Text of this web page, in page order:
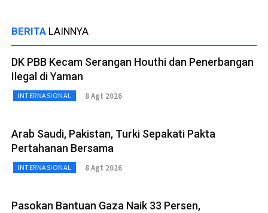
BERITA LAINNYA
DK PBB Kecam Serangan Houthi dan Penerbangan
Ilegal di Yaman
INTERNASIONAL 8 Agt 2026
Arab Saudi, Pakistan, Turki Sepakati Pakta
Pertahanan Bersama
INTERNASIONAL 8 Agt 2026
Pasokan Bantuan Gaza Naik 33 Persen,